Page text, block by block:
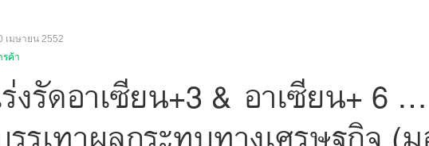
เมษายน 2552
รค้า
ร่งรัดอาเซียน+3 & อาเซียน+ 6